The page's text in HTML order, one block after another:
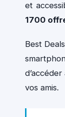
et
1700
Best
vos amis.